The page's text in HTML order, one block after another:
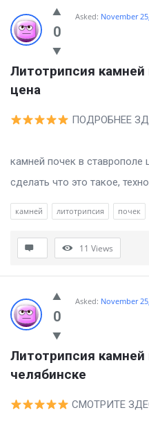
0
Asked: November
Литотрипсия камней
цена
ПОДРОБНЕЕ
Вылечила!
камней почек в
сделать что это такое,
камней литотрипсия почек
11 Views
0
Asked: November
Литотрипсия камней
челябинске
СМОТРИТЕ
Вылечила!